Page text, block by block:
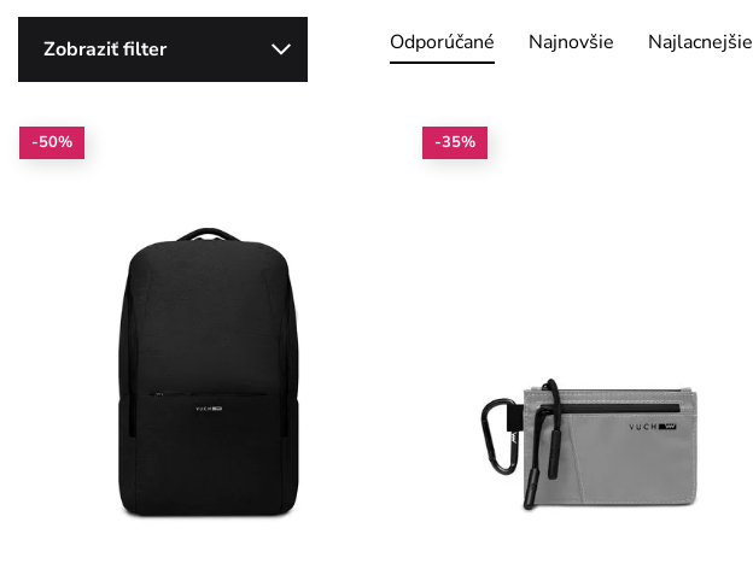
Zobraziť filter Odporúčané Najnovšie Najlacnejšie
-50% -35%